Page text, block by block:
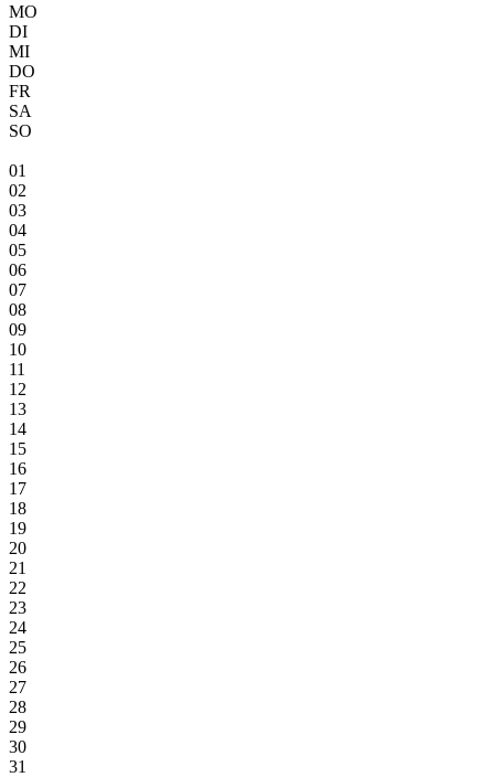
MO
DI
MI
DO
FR
SA
SO
01
02
03
04
05
06
07
08
09
10
11
12
13
14
15
16
17
18
19
20
21
22
23
24
25
26
27
28
29
30
31